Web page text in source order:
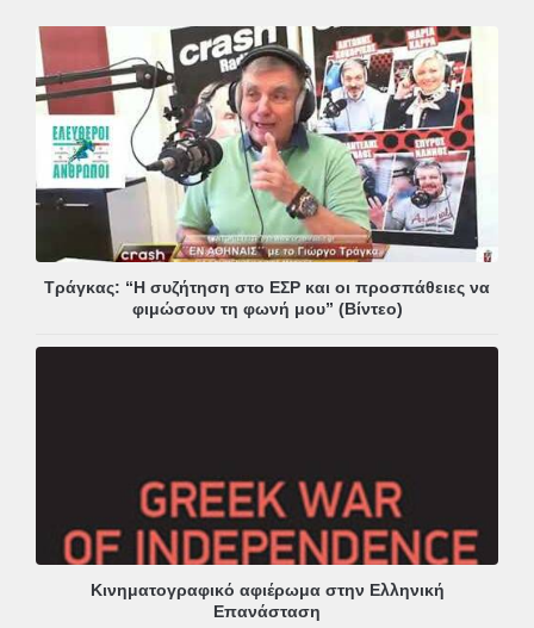
Τράγκας: “Η συζήτηση στο ΕΣΡ και οι προσπάθειες να
φιμώσουν τη φωνή μου” (Βίντεο)
Κινηματογραφικό αφιέρωμα στην Ελληνική
Επανάσταση